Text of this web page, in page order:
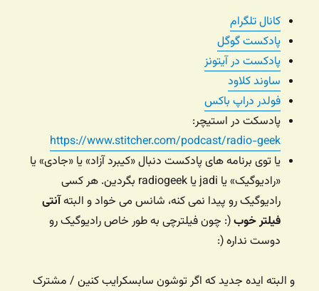
کانال تلگرام
پادکست گوگل
پادکست در آیتونز
ساوند کلاود
فولدر دراپ باکس
پادسکت در استیچر:
https://www.stitcher.com/podcast/radio-geek
یا توی برنامه های پادکست دنبال «کیبرد آزاد» یا «جادی» یا
«رادیوگیک» یا jadi یا radiogeek بگردین. هر کسی
رادیوگیک رو پیدا نمی کنه، شانس می خواد و البتهآنتی
فیلتر خوب(: چون فیلترچی به طور خاص رادیوگیک رو
دوست نداره (:
و البته ایده جدید که اگر توشون سابسکرایب کنین / مشترک